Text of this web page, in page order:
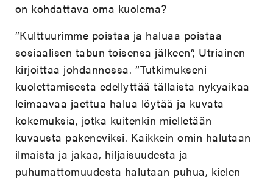
on kohdattava oma kuolema?
”Kulttuurimme poistaa ja haluaa poistaa
sosiaalisen tabun toisensa jälkeen”, Utriainen
kirjoittaa johdannossa. ”Tutkimukseni
kuolettamisesta edellyttää tällaista nykyaikaa
leimaavaa jaettua halua löytää ja kuvata
kokemuksia, jotka kuitenkin mielletään
kuvausta pakeneviksi. Kaikkein omin halutaan
ilmaista ja jakaa, hiljaisuudesta ja
puhumattomuudesta halutaan puhua, kielen